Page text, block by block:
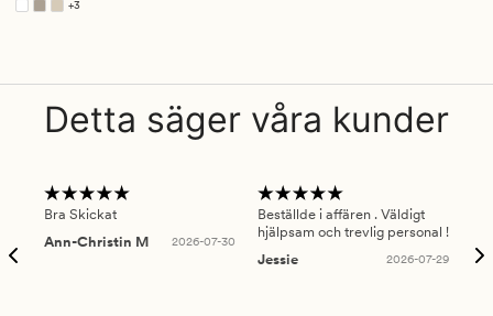
+3
Finns i fler färger
Detta säger våra kunder
Bra Skickat
Ann-Christin M
2026-07-30
Beställde i affären . Väldigt
hjälpsam och trevlig personal !
Jessie
2026-07-29